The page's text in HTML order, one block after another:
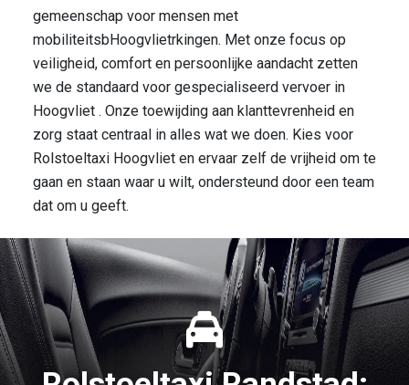
gemeenschap voor mensen met
mobiliteitsbHoogvlietrkingen. Met onze focus op
veiligheid, comfort en persoonlijke aandacht zetten
we de standaard voor gespecialiseerd vervoer in
Hoogvliet . Onze toewijding aan klanttevrenheid en
zorg staat centraal in alles wat we doen. Kies voor
Rolstoeltaxi Hoogvliet en ervaar zelf de vrijheid om te
gaan en staan waar u wilt, ondersteund door een team
dat om u geeft.